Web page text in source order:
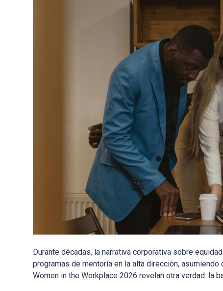
Durante décadas, la narrativa corporativa sobre
programas de mentoría en la alta dirección,
Women in the Workplace 2026 revelan otra verdad: la